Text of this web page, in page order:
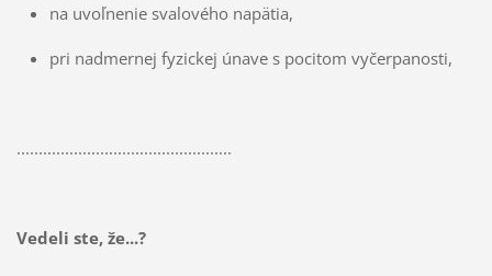
na uvoľnenie svalového napätia,
pri nadmernej fyzickej únave s pocitom vyčerpanosti,
.................................................
Vedeli ste, že...?